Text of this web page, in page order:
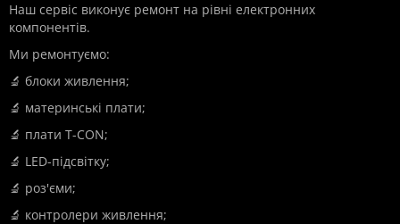
Наш сервіс виконує ремонт на рівні електронних
компонентів.
Ми ремонтуємо:
🔬 блоки живлення;
🔬 материнські плати;
🔬 плати T-CON;
🔬 LED-підсвітку;
🔬 роз'єми;
🔬 контролери живлення;